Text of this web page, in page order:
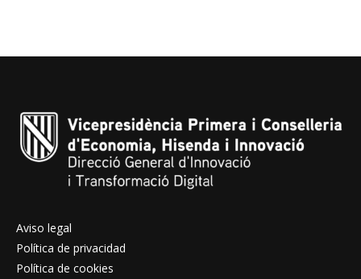
Aviso legal
Política de privacidad
Política de cookies